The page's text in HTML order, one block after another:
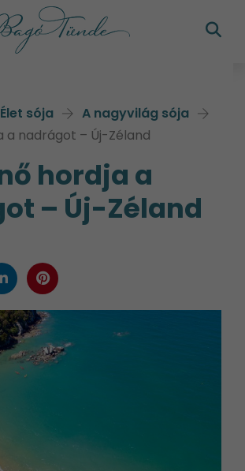
Élet sója
A nagyvilág sója
a nadrágot – Új-Zéland
hordja a
– Új-Zéland